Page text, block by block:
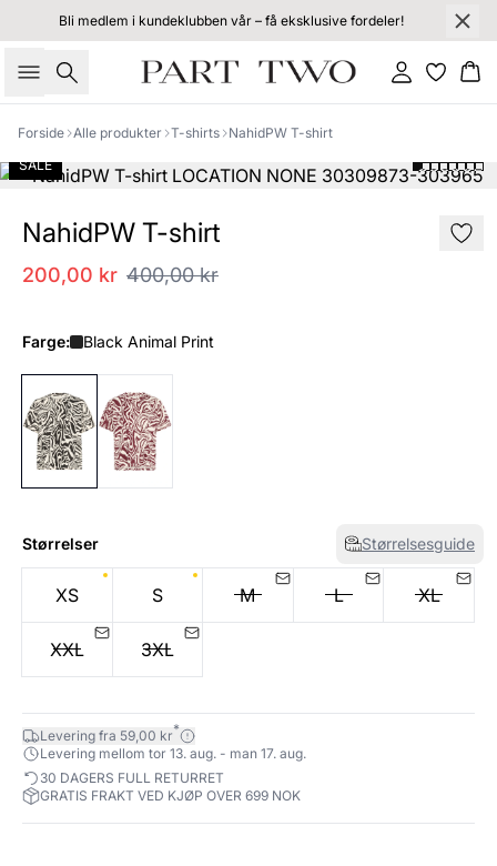
Bli medlem i kundeklubben vår – få eksklusive fordeler!
Søk Logg inn
Forside Alle produkter T-shirts NahidPW T-shirt
SALE
NahidPW T-shirt
200,00 kr 400,00 kr
Farge: Black Animal Print
Størrelser Størrelsesguide
XS S M L XL
XXL 3XL
Levering fra 59,00 kr*
Levering mellom tor 13. aug. - man 17. aug.
30 DAGERS FULL RETURRET
GRATIS FRAKT VED KJØP OVER 699 NOK